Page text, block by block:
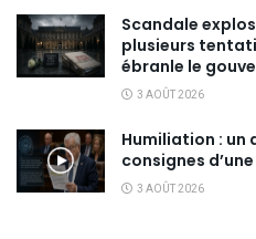
Scandale
plusieurs
ébranle le
3 AOÛT 2026
Humiliation : un
consignes
3 AOÛT 2026